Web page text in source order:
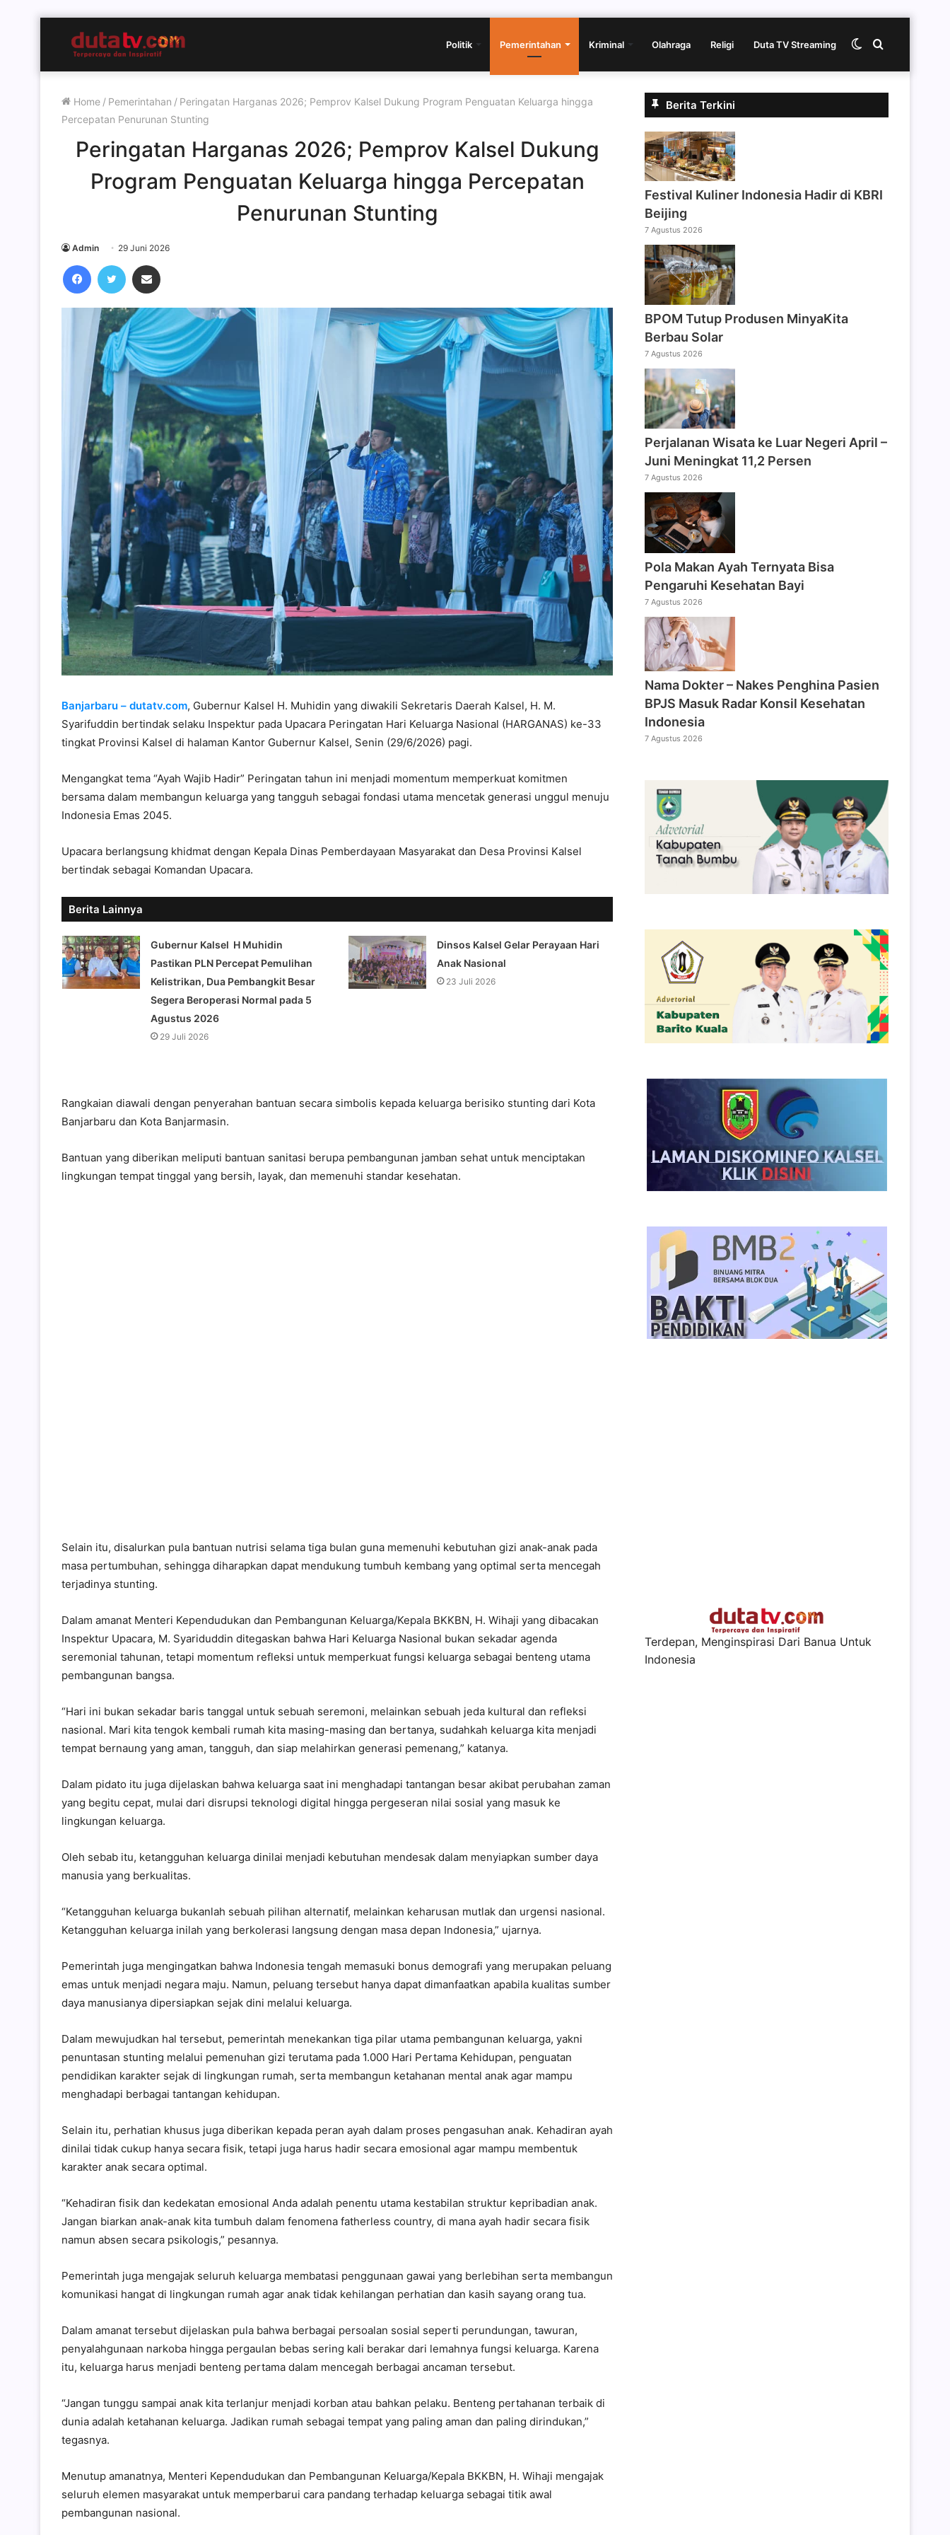
Politik Pemerintahan Kriminal Olahraga Religi Duta TV Streaming Cari
Switch
Home / Pemerintahan / Peringatan Harganas 2026; Pemprov Kalsel Dukung Program Penguatan Keluarga hingga
Percepatan Penurunan Stunting
Peringatan Harganas 2026; Pemprov Kalsel Dukung
Program Penguatan Keluarga hingga Percepatan
Penurunan Stunting
Admin 29 Juni 2026
FacebookTwitter
Banjarbaru – dutatv.com, Gubernur Kalsel H. Muhidin yang diwakili Sekretaris Daerah Kalsel, H. M.
Syarifuddin bertindak selaku Inspektur pada Upacara Peringatan Hari Keluarga Nasional (HARGANAS) ke-33
tingkat Provinsi Kalsel di halaman Kantor Gubernur Kalsel, Senin (29/6/2026) pagi.
Mengangkat tema “Ayah Wajib Hadir” Peringatan tahun ini menjadi momentum memperkuat komitmen
bersama dalam membangun keluarga yang tangguh sebagai fondasi utama mencetak generasi unggul menuju
Indonesia Emas 2045.
Upacara berlangsung khidmat dengan Kepala Dinas Pemberdayaan Masyarakat dan Desa Provinsi Kalsel
bertindak sebagai Komandan Upacara.
Berita Lainnya
Gubernur Kalsel H Muhidin
Pastikan PLN Percepat Pemulihan
Kelistrikan, Dua Pembangkit Besar
Segera Beroperasi Normal pada 5
Agustus 2026
29 Juli 2026
Dinsos Kalsel Gelar Perayaan Hari
Anak Nasional
23 Juli 2026
Rangkaian diawali dengan penyerahan bantuan secara simbolis kepada keluarga berisiko stunting dari Kota
Banjarbaru dan Kota Banjarmasin.
Bantuan yang diberikan meliputi bantuan sanitasi berupa pembangunan jamban sehat untuk menciptakan
lingkungan tempat tinggal yang bersih, layak, dan memenuhi standar kesehatan.
Selain itu, disalurkan pula bantuan nutrisi selama tiga bulan guna memenuhi kebutuhan gizi anak-anak pada
masa pertumbuhan, sehingga diharapkan dapat mendukung tumbuh kembang yang optimal serta mencegah
terjadinya stunting.
Dalam amanat Menteri Kependudukan dan Pembangunan Keluarga/Kepala BKKBN, H. Wihaji yang dibacakan
Inspektur Upacara, M. Syariduddin ditegaskan bahwa Hari Keluarga Nasional bukan sekadar agenda
seremonial tahunan, tetapi momentum refleksi untuk memperkuat fungsi keluarga sebagai benteng utama
pembangunan bangsa.
“Hari ini bukan sekadar baris tanggal untuk sebuah seremoni, melainkan sebuah jeda kultural dan refleksi
nasional. Mari kita tengok kembali rumah kita masing-masing dan bertanya, sudahkah keluarga kita menjadi
tempat bernaung yang aman, tangguh, dan siap melahirkan generasi pemenang,” katanya.
Dalam pidato itu juga dijelaskan bahwa keluarga saat ini menghadapi tantangan besar akibat perubahan zaman
yang begitu cepat, mulai dari disrupsi teknologi digital hingga pergeseran nilai sosial yang masuk ke
lingkungan keluarga.
Oleh sebab itu, ketangguhan keluarga dinilai menjadi kebutuhan mendesak dalam menyiapkan sumber daya
manusia yang berkualitas.
“Ketangguhan keluarga bukanlah sebuah pilihan alternatif, melainkan keharusan mutlak dan urgensi nasional.
Ketangguhan keluarga inilah yang berkolerasi langsung dengan masa depan Indonesia,” ujarnya.
Pemerintah juga mengingatkan bahwa Indonesia tengah memasuki bonus demografi yang merupakan peluang
emas untuk menjadi negara maju. Namun, peluang tersebut hanya dapat dimanfaatkan apabila kualitas sumber
daya manusianya dipersiapkan sejak dini melalui keluarga.
Dalam mewujudkan hal tersebut, pemerintah menekankan tiga pilar utama pembangunan keluarga, yakni
penuntasan stunting melalui pemenuhan gizi terutama pada 1.000 Hari Pertama Kehidupan, penguatan
pendidikan karakter sejak di lingkungan rumah, serta membangun ketahanan mental anak agar mampu
menghadapi berbagai tantangan kehidupan.
Selain itu, perhatian khusus juga diberikan kepada peran ayah dalam proses pengasuhan anak. Kehadiran ayah
dinilai tidak cukup hanya secara fisik, tetapi juga harus hadir secara emosional agar mampu membentuk
karakter anak secara optimal.
“Kehadiran fisik dan kedekatan emosional Anda adalah penentu utama kestabilan struktur kepribadian anak.
Jangan biarkan anak-anak kita tumbuh dalam fenomena fatherless country, di mana ayah hadir secara fisik
namun absen secara psikologis,” pesannya.
Pemerintah juga mengajak seluruh keluarga membatasi penggunaan gawai yang berlebihan serta membangun
komunikasi hangat di lingkungan rumah agar anak tidak kehilangan perhatian dan kasih sayang orang tua.
Dalam amanat tersebut dijelaskan pula bahwa berbagai persoalan sosial seperti perundungan, tawuran,
penyalahgunaan narkoba hingga pergaulan bebas sering kali berakar dari lemahnya fungsi keluarga. Karena
itu, keluarga harus menjadi benteng pertama dalam mencegah berbagai ancaman tersebut.
“Jangan tunggu sampai anak kita terlanjur menjadi korban atau bahkan pelaku. Benteng pertahanan terbaik di
dunia adalah ketahanan keluarga. Jadikan rumah sebagai tempat yang paling aman dan paling dirindukan,”
tegasnya.
Menutup amanatnya, Menteri Kependudukan dan Pembangunan Keluarga/Kepala BKKBN, H. Wihaji mengajak
seluruh elemen masyarakat untuk memperbarui cara pandang terhadap keluarga sebagai titik awal
pembangunan nasional.
Berita Terkini
Festival Kuliner Indonesia Hadir di KBRI
Beijing
7 Agustus 2026
BPOM Tutup Produsen MinyaKita
Berbau Solar
7 Agustus 2026
Perjalanan Wisata ke Luar Negeri April –
Juni Meningkat 11,2 Persen
7 Agustus 2026
Pola Makan Ayah Ternyata Bisa
Pengaruhi Kesehatan Bayi
7 Agustus 2026
Nama Dokter – Nakes Penghina Pasien
BPJS Masuk Radar Konsil Kesehatan
Indonesia
7 Agustus 2026
Terdepan, Menginspirasi Dari Banua Untuk
Indonesia